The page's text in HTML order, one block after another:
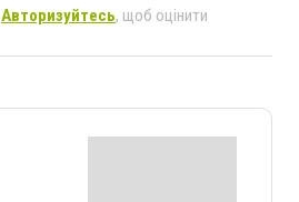
Авторизуйтесь, щоб оцінити